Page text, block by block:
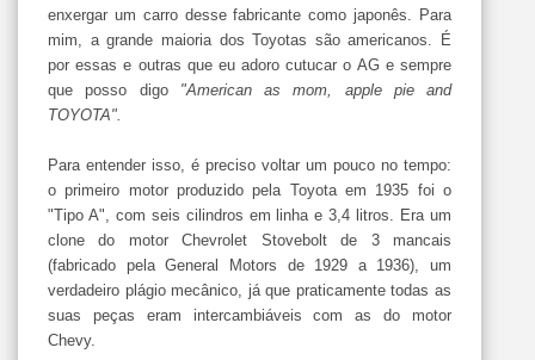
enxergar um carro desse fabricante como japonês. Para
mim, a grande maioria dos Toyotas são americanos. É
por essas e outras que eu adoro cutucar o AG e sempre
que posso digo "American as mom, apple pie and
TOYOTA".
Para entender isso, é preciso voltar um pouco no tempo:
o primeiro motor produzido pela Toyota em 1935 foi o
"Tipo A", com seis cilindros em linha e 3,4 litros. Era um
clone do motor Chevrolet Stovebolt de 3 mancais
(fabricado pela General Motors de 1929 a 1936), um
verdadeiro plágio mecânico, já que praticamente todas as
suas peças eram intercambiáveis com as do motor
Chevy.